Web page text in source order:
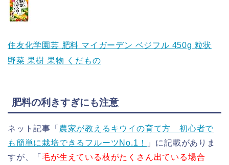
住友化学園芸 肥料 マイガーデン ベジフル 450g 粒状
野菜 果樹 果物 くだもの
肥料の利きすぎにも注意
ネット記事「 農家が教えるキウイの育て方 初心者で
も簡単に栽培できるフルーツNo.1！
」に記載がありま
すが、「毛が生えている枝がたくさん出ている場合